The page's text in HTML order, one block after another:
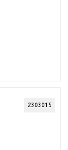
2303015